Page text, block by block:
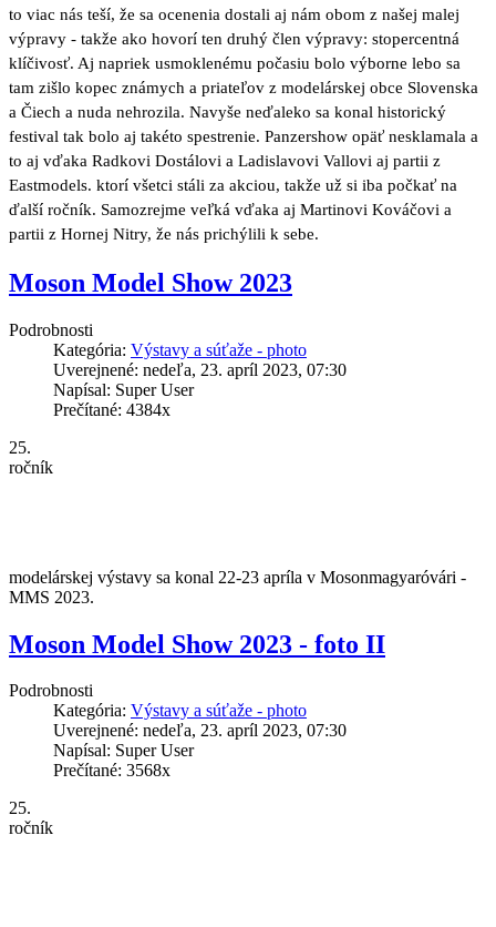
to viac nás teší, že sa ocenenia dostali aj nám obom z našej malej
výpravy - takže ako hovorí ten druhý člen výpravy: stopercentná
klíčivosť. Aj napriek usmoklenému počasiu bolo výborne lebo sa
tam zišlo kopec známych a priateľov z modelárskej obce Slovenska
a Čiech a nuda nehrozila. Navyše neďaleko sa konal historický
festival tak bolo aj takéto spestrenie. Panzershow opäť nesklamala a
to aj vďaka Radkovi Dostálovi a Ladislavovi Vallovi aj partii z
Eastmodels. ktorí všetci stáli za akciou, takže už si iba počkať na
ďalší ročník. Samozrejme veľká vďaka aj Martinovi Kováčovi a
partii z Hornej Nitry, že nás prichýlili k sebe.
Moson Model Show 2023
Podrobnosti
Kategória: Výstavy a súťaže - photo
Uverejnené: nedeľa, 23. apríl 2023, 07:30
Napísal: Super User
Prečítané: 4384x
25.
ročník
modelárskej výstavy sa konal 22-23 apríla v Mosonmagyaróvári -
MMS 2023.
Moson Model Show 2023 - foto II
Podrobnosti
Kategória: Výstavy a súťaže - photo
Uverejnené: nedeľa, 23. apríl 2023, 07:30
Napísal: Super User
Prečítané: 3568x
25.
ročník